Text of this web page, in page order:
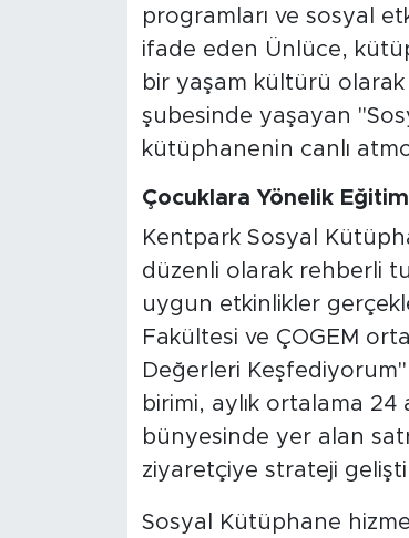
programları ve sosyal
ifade eden Ünlüce,
bir yaşam kültürü
şubesinde yaşayan
kütüphanenin canlı
Çocuklara Yönelik
Kentpark Sosyal
düzenli olarak rehberli
uygun etkinlikler
Fakültesi ve ÇOGEM
Değerleri
birimi, aylık ortalama
bünyesinde yer alan
ziyaretçiye strateji
Sosyal Kütüphane